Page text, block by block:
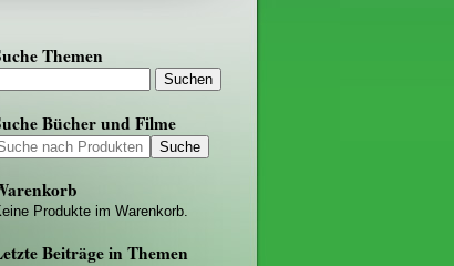
Themen
Bücher und Filme
Produkte im Warenkorb.
Beiträge in Themen